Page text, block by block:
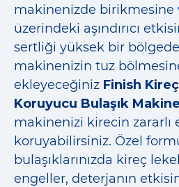
makinenizde birikmesine
üzerindeki aşındırıcı
sertliği yüksek bir bölgede
makinenizin tuz
ekleyeceğiniz Finish Kireç
Koruyucu Bulaşık
makinenizi kirecin zararlı
koruyabilirsiniz. Özel
bulaşıklarınızda kireç
engeller, deterjanın